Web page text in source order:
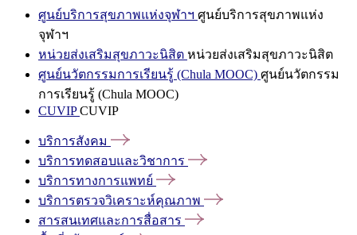
ศูนย์บริการสุขภาพแห่งจุฬาฯ ศูนย์บริการสุขภาพแห่ง
จุฬาฯ
หน่วยส่งเสริมสุขภาวะนิสิต หน่วยส่งเสริมสุขภาวะนิสิต
ศูนย์นวัตกรรมการเรียนรู้ (Chula MOOC) ศูนย์นวัตกรรม
การเรียนรู้ (Chula MOOC)
CUVIPCUVIP
บริการสังคม
บริการทดสอบและวิชาการ
บริการทางการแพทย์
บริการตรวจวิเคราะห์คุณภาพ
สารสนเทศและการสื่อสาร